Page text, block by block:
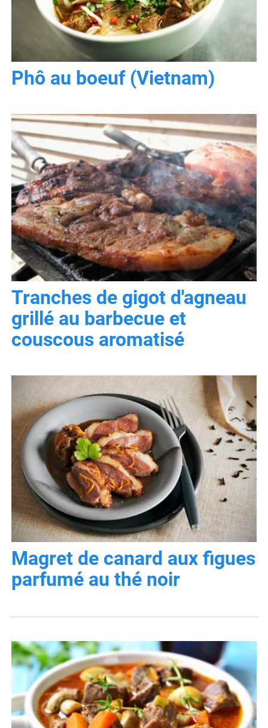
Phô au boeuf (Vietnam)
Tranches de gigot d'agneau
grillé au barbecue et
couscous aromatisé
Magret de canard aux figues
parfumé au thé noir